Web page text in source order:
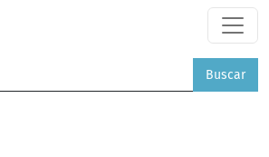
fisiológicas ante estímulos
Buscar